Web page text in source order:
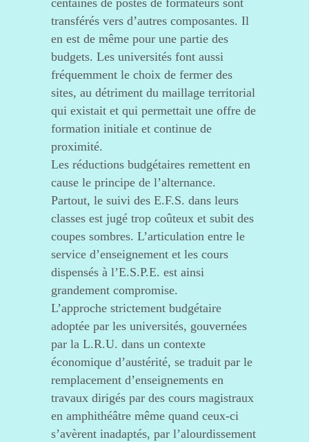
centaines de postes de formateurs sont
transférés vers d’autres composantes. Il
en est de même pour une partie des
budgets. Les universités font aussi
fréquemment le choix de fermer des
sites, au détriment du maillage territorial
qui existait et qui permettait une offre de
formation initiale et continue de
proximité.
Les réductions budgétaires remettent en
cause le principe de l’alternance.
Partout, le suivi des E.F.S. dans leurs
classes est jugé trop coûteux et subit des
coupes sombres. L’articulation entre le
service d’enseignement et les cours
dispensés à l’E.S.P.E. est ainsi
grandement compromise.
L’approche strictement budgétaire
adoptée par les universités, gouvernées
par la L.R.U. dans un contexte
économique d’austérité, se traduit par le
remplacement d’enseignements en
travaux dirigés par des cours magistraux
en amphithéâtre même quand ceux-ci
s’avèrent inadaptés, par l’alourdissement